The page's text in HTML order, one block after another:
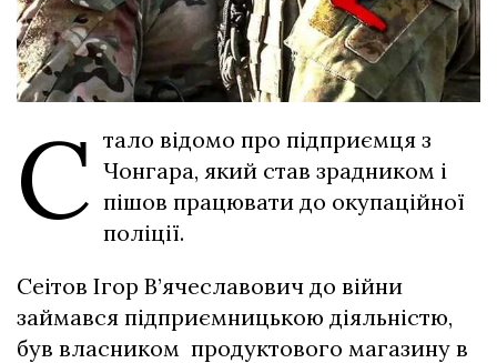
С тало відомо про підприємця з
Чонгара, який став зрадником і
пішов працювати до окупаційної
поліції.
Сеітов Ігор В’ячеславович до війни
займався підприємницькою діяльністю,
був власником продуктового магазину в